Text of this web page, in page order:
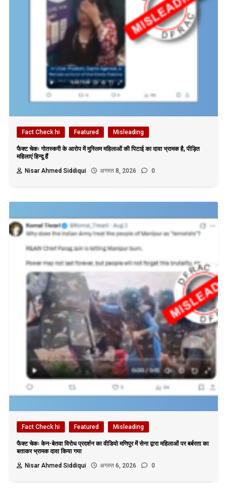
Fact Check hi Featured Misleading
फैक्ट चेकः गोतस्करी के आरोप में मुस्लिम महिलाओं की पिटाई का दावा भ्रामक है, पीड़ित
महिलाएं हिन्दू हैं
Nisar Ahmed Siddiqui
अगस्त 8, 2026 0
Fact Check hi Featured Misleading
फैक्ट चेकः केन-बेतवा विरोध प्रदर्शन का वीडियो मणिपुर में सेना द्वारा महिलाओं पर बर्बरता का
बताकर भ्रामक दावा किया गया
Nisar Ahmed Siddiqui
अगस्त 6, 2026 0